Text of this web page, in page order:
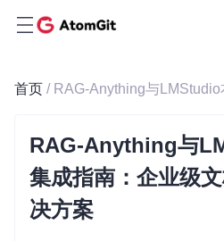
首页
RAG-Anything与
集成指南：企业级
决方案